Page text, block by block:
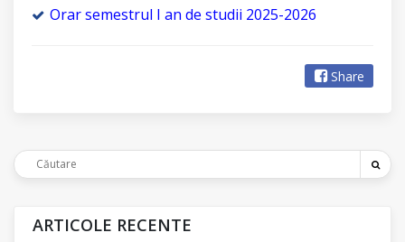
Orar semestrul I an de studii 2025-2026
Share
ARTICOLE RECENTE